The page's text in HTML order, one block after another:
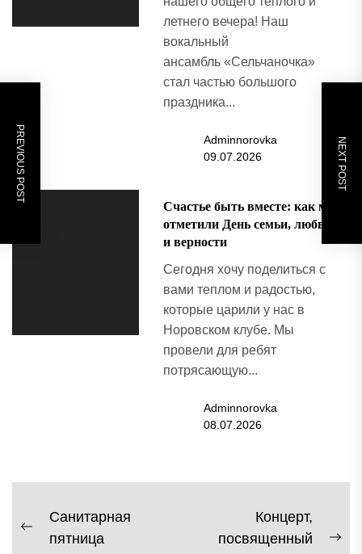
PREVIOUS POST NEXT POST
летнего вечера! Наш
вокальный
ансамбль «Сельчаночка»
стал частью большого
праздника...
Adminnorovka
09.07.2026
Счастье быть вместе: как мы
отметили День семьи, любви
и верности
Сегодня хочу поделиться с
вами теплом и радостью,
которые царили у нас в
Норовском клубе. Мы
провели для ребят
потрясающую...
Adminnorovka
08.07.2026
Навигация
Previous
Санитарная
пятница
Концерт,
посвященный